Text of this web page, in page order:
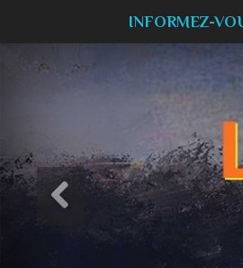
INFORMEZ-